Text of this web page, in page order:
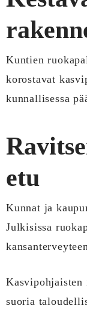
Kuntien
korostavat
kunnallisessa
etu
Kunnat ja
Julkisissa
Kasvipohjaisten
suoria